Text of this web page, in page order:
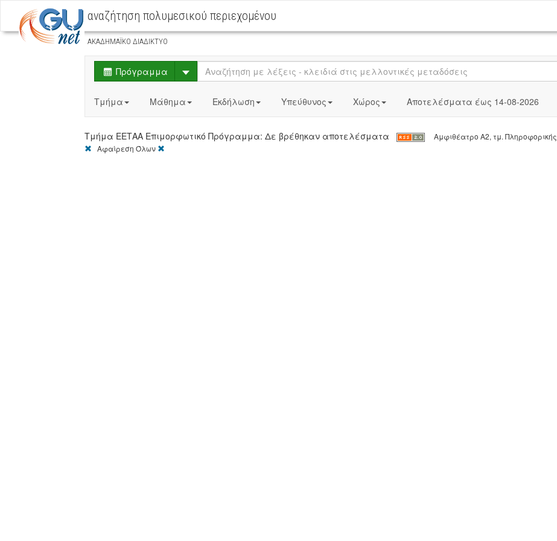
αναζήτηση πολυμεσικού περιεχομένου
ΑΚΑΔΗΜΑΪΚΟ ΔΙΑΔΙΚΤΥΟ
Πρόγραμμα Select
Τμήμα Μάθημα Εκδήλωση Υπεύθυνος Χώρος Αποτελέσματα έως 14-08-2026
Τμήμα ΕΕΤΑΑ Επιμορφωτικό Πρόγραμμα: Δε βρέθηκαν αποτελέσματα
Αμφιθέατρο Α2, τμ. Πληροφορικής
[X]Αφαίρεση Όλων [X]